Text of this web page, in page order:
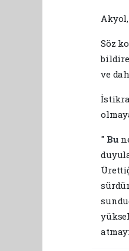
Söz
ve
" Bu